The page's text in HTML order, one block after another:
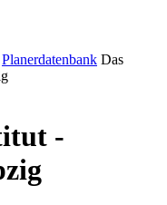
Pla­ner­daten­bank Das
-